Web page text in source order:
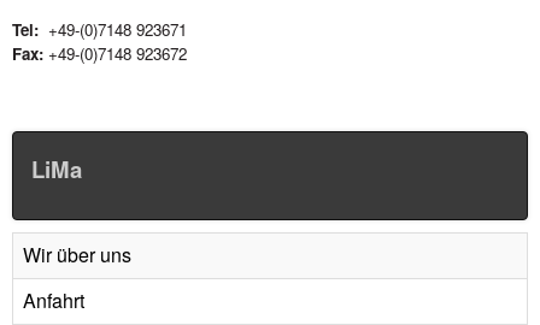
Tel: +49-(0)7148 923671
Fax: +49-(0)7148 923672
LiMa
Wir über uns
Anfahrt